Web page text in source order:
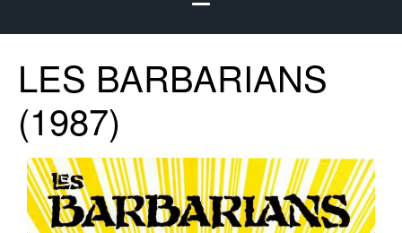
LES BARBARIANS
(1987)